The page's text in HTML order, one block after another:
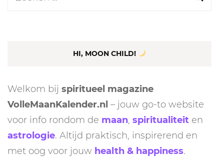
HI, MOON CHILD!
Welkom bij spiritueel magazine
VolleMaanKalender.nl – jouw go-to website
voor info rondom de maan, spiritualiteit en
astrologie. Altijd praktisch, inspirerend en
met oog voor jouw health & happiness.